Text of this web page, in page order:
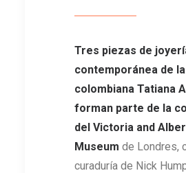
Tres piezas de
contemporánea de
colombiana Tatiana
forman parte de la
del Victoria and
Museum de Londres,
curaduría de Nick